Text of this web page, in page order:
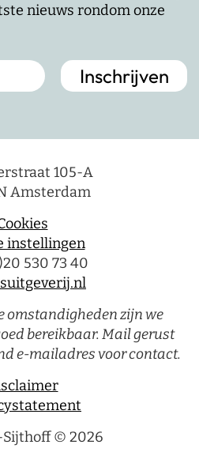
nieuws rondom onze
105-A
Amsterdam
instellingen
530 73 40
omstandigheden zijn we
bereikbaar. Mail gerust
e-mailadres voor contact.
© 2026